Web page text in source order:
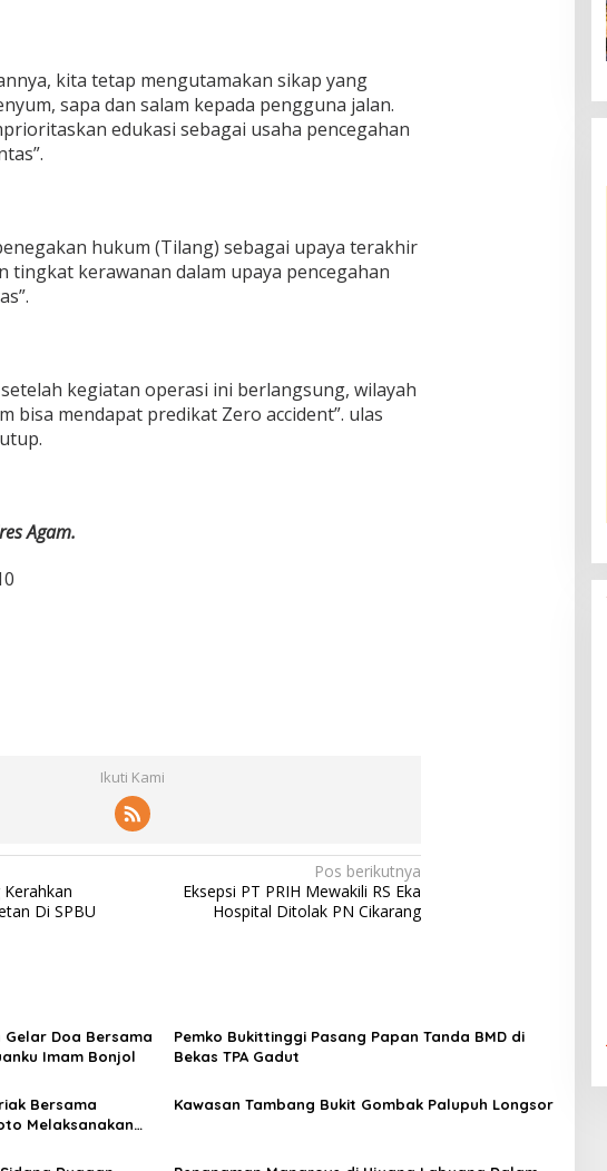
kita tetap mengutamakan sikap yang
sapa dan salam kepada pengguna jalan.
edukasi sebagai usaha pencegahan
hukum (Tilang) sebagai upaya terakhir
tingkat kerawanan dalam upaya pencegahan
kegiatan operasi ini berlangsung, wilayah
bisa mendapat predikat Zero accident”. ulas
Agam.
Ikuti Kami
Di SPBU
Pos berikutnya
Eksepsi PT PRIH Mewakili RS Eka
Hospital Ditolak PN Cikarang
Doa Bersama
Imam Bonjol
Pemko Bukittinggi Pasang Papan Tanda BMD di
Bekas TPA Gadut
Bersama
Melaksanakan
Kawasan Tambang Bukit Gombak Palupuh Longsor